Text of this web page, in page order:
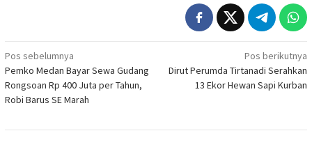
Navigasi
pos
Pos sebelumnya
Pemko Medan Bayar Sewa Gudang
Rongsoan Rp 400 Juta per Tahun,
Robi Barus SE Marah
Pos berikutnya
Dirut Perumda Tirtanadi Serahkan
13 Ekor Hewan Sapi Kurban